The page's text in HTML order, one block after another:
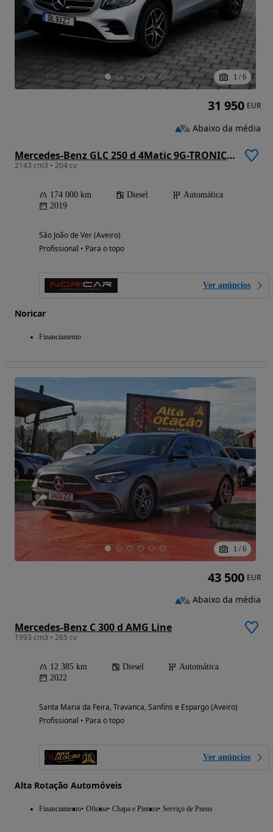
1 / 6
Mercedes-Benz GLC 250 d 4Matic 9G-TRONIC AMG Line
2143 cm3 • 204 cv
174 000 km Diesel
Automática
2019
São João de Ver (Aveiro)
Profissional • Para o topo
Ver anúncios
Noricar
Financiamento
31 950 EUR
Abaixo da média
1 / 6
Mercedes-Benz C 300 d AMG Line
1993 cm3 • 265 cv
12 385 km Diesel
Automática
2022
Santa Maria da Feira, Travanca, Sanfins e Espargo (Aveiro)
Profissional • Para o topo
Ver anúncios
Alta Rotação Automóveis
Financiamento Oficina Chapa e Pintura Serviço de Pneus
43 500 EUR
Abaixo da média